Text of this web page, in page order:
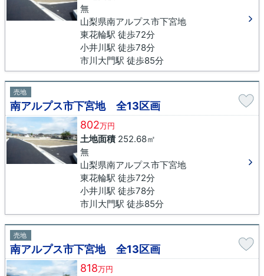
無
山梨県南アルプス市下宮地
東花輪駅 徒歩72分
小井川駅 徒歩78分
市川大門駅 徒歩85分
売地
南アルプス市下宮地 全13区画
802万円
土地面積252.68㎡
無
山梨県南アルプス市下宮地
東花輪駅 徒歩72分
小井川駅 徒歩78分
市川大門駅 徒歩85分
売地
南アルプス市下宮地 全13区画
818万円